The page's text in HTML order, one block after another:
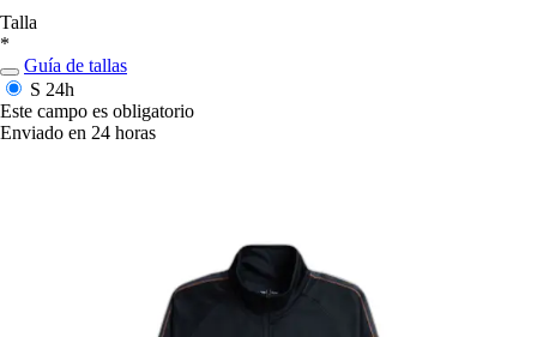
Talla
*
Guía de tallas
S 24h
Este campo es obligatorio
Enviado en 24 horas